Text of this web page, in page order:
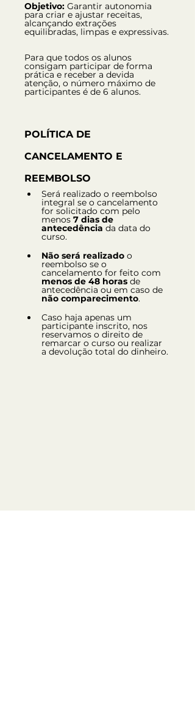
Objetivo: Garantir autonomia
para criar e ajustar receitas,
alcançando extrações
equilibradas, limpas e expressivas.
Para que todos os alunos
consigam participar de forma
prática e receber a devida
atenção, o número máximo de
participantes é de 6 alunos.
POLÍTICA DE
CANCELAMENTO E
REEMBOLSO
Será realizado o reembolso
integral se o cancelamento
for solicitado com pelo
menos 7 dias de
antecedência da data do
curso.
Não será realizado o
reembolso se o
cancelamento for feito com
menos de 48 horas de
antecedência ou em caso de
não comparecimento.
Caso haja apenas um
participante inscrito, nos
reservamos o direito de
remarcar o curso ou realizar
a devolução total do dinheiro.